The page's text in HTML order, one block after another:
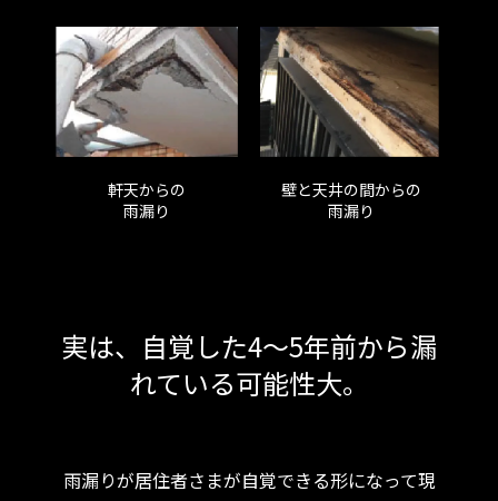
Policy.
軒天からの
雨漏り
壁と天井の間からの
雨漏り
実は、自覚した4〜5年前から漏
れている可能性大。
雨漏りが居住者さまが自覚できる形になって現